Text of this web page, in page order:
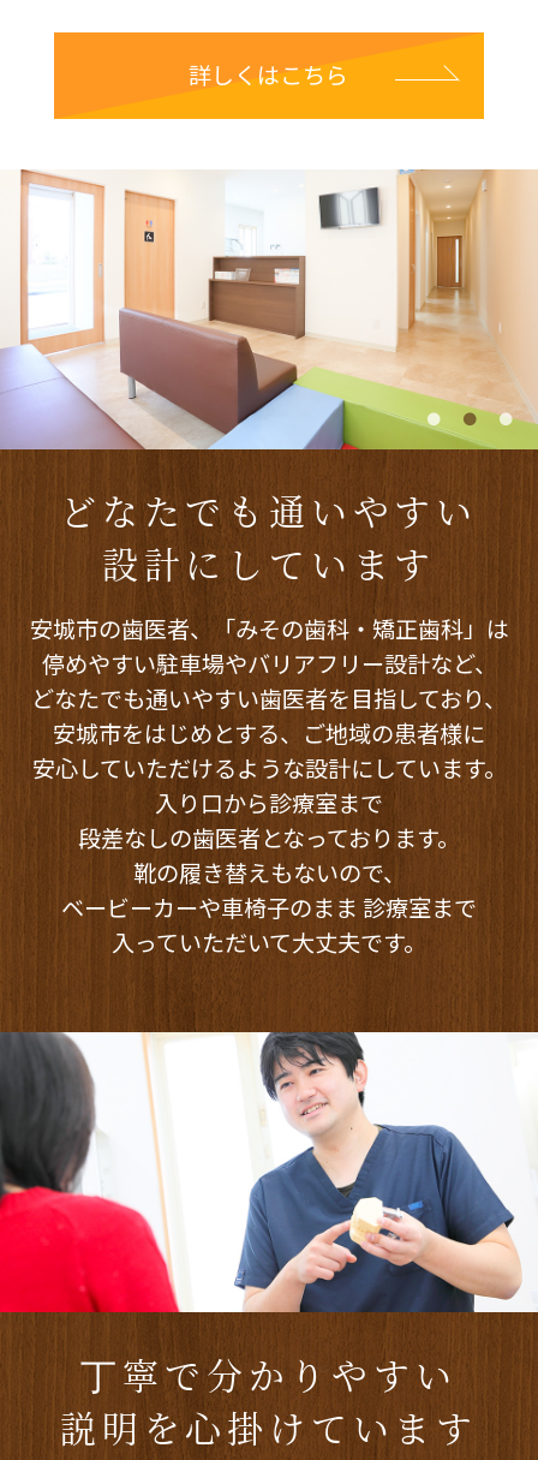
詳しくはこちら
どなたでも通いやすい
設計にしています
安城市の歯医者、「みその歯科・矯正歯科」は
停めやすい駐車場やバリアフリー設計など、
どなたでも通いやすい歯医者を目指しており、
安城市をはじめとする、 ご地域の患者様に
安心していただけるような設計にしています。
入り口から診療室まで
段差なしの歯医者となっております。
靴の履き替えもないので、
ベービーカーや車椅子のまま 診療室まで
入っていただいて大丈夫です。
丁寧で分かりやすい
説明を心掛けています